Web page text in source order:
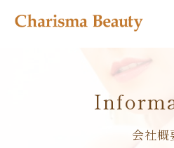
Inform
会社概